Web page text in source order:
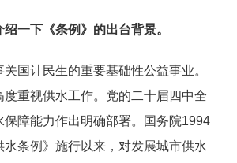
绍一下《条例》的出台背景。
关国计民生的重要基础性公益事业。
度重视供水工作。党的二十届四中全
保障能力作出明确部署。国务院1994
水条例》施行以来，对发展城市供水